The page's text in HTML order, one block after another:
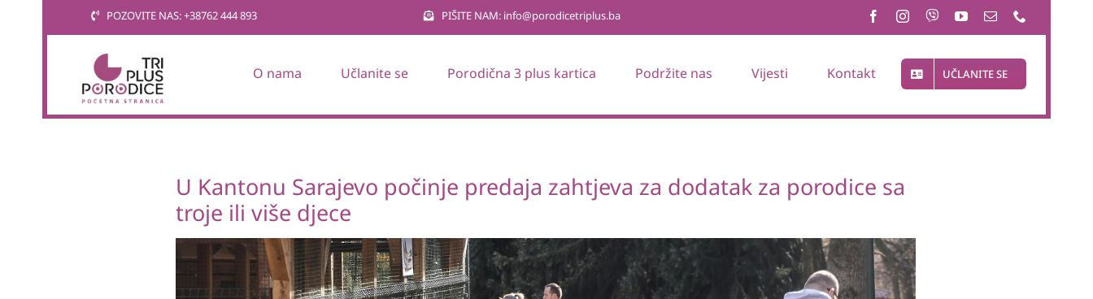
POZOVITE NAS: +38762 444 893 PIŠITE NAM: info@porodicetriplus.ba
O nama Učlanite se Porodična 3 plus kartica Podržite nas Vijesti Kontakt UČLANITE SE
U Kantonu Sarajevo počinje predaja zahtjeva za dodatak za porodice sa
troje ili više djece